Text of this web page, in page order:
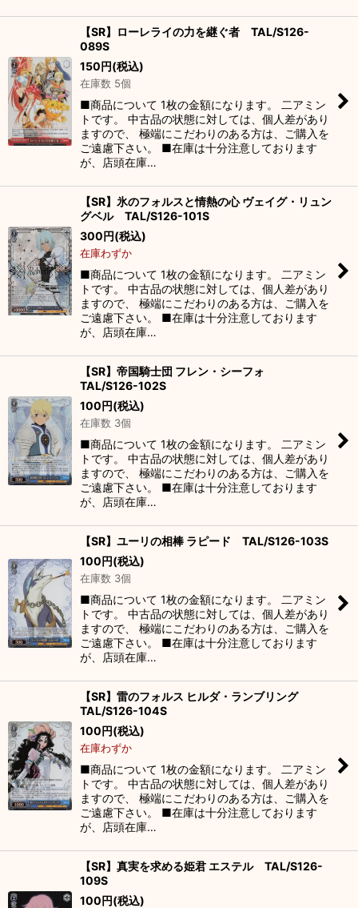
【SR】ローレライの力を継ぐ者 TAL/S126-
089S
150円(税込)
在庫数 5個
■商品について 1枚の金額になります。 二アミン
トです。 中古品の状態に対しては、個人差があり
ますので、 極端にこだわりのある方は、ご購入を
ご遠慮下さい。 ■在庫は十分注意しております
が、店頭在庫…
【SR】氷のフォルスと情熱の心 ヴェイグ・リュン
グベル TAL/S126-101S
300円(税込)
在庫わずか
■商品について 1枚の金額になります。 二アミン
トです。 中古品の状態に対しては、個人差があり
ますので、 極端にこだわりのある方は、ご購入を
ご遠慮下さい。 ■在庫は十分注意しております
が、店頭在庫…
【SR】帝国騎士団 フレン・シーフォ
TAL/S126-102S
100円(税込)
在庫数 3個
■商品について 1枚の金額になります。 二アミン
トです。 中古品の状態に対しては、個人差があり
ますので、 極端にこだわりのある方は、ご購入を
ご遠慮下さい。 ■在庫は十分注意しております
が、店頭在庫…
【SR】ユーリの相棒 ラピード TAL/S126-103S
100円(税込)
在庫数 3個
■商品について 1枚の金額になります。 二アミン
トです。 中古品の状態に対しては、個人差があり
ますので、 極端にこだわりのある方は、ご購入を
ご遠慮下さい。 ■在庫は十分注意しております
が、店頭在庫…
【SR】雷のフォルス ヒルダ・ランブリング
TAL/S126-104S
100円(税込)
在庫わずか
■商品について 1枚の金額になります。 二アミン
トです。 中古品の状態に対しては、個人差があり
ますので、 極端にこだわりのある方は、ご購入を
ご遠慮下さい。 ■在庫は十分注意しております
が、店頭在庫…
【SR】真実を求める姫君 エステル TAL/S126-
109S
100円(税込)